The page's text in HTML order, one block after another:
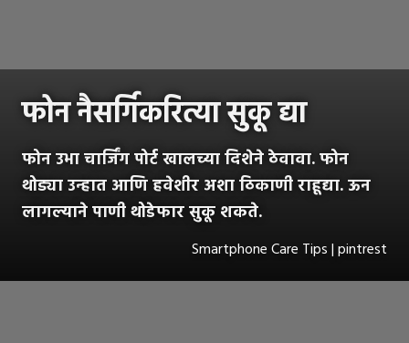
फोन नैसर्गिकरित्या सुकू द्या
फोन उभा चार्जिंग पोर्ट खालच्या दिशेने ठेवावा. फोन
थोड्या उन्हात आणि हवेशीर अशा ठिकाणी राहूद्या. ऊन
लागल्याने पाणी थोडेफार सुकू शकते.
Smartphone Care Tips | pintrest